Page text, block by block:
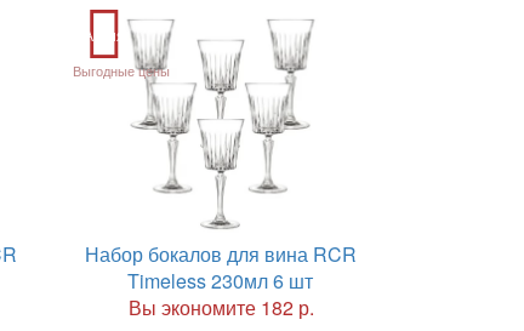
Акция
Выгодные цены
Набор бокалов для вина RCR
Timeless 230мл 6 шт
Вы экономите 182 р.